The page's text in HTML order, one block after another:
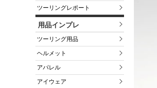
ツーリングレポート
用品インプレ
ツーリング用品
ヘルメット
アパレル
アイウェア